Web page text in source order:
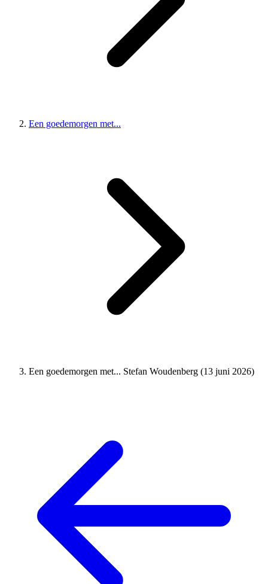
Een goedemorgen met...
Een goedemorgen met... Stefan Woudenberg (13 juni 2026)